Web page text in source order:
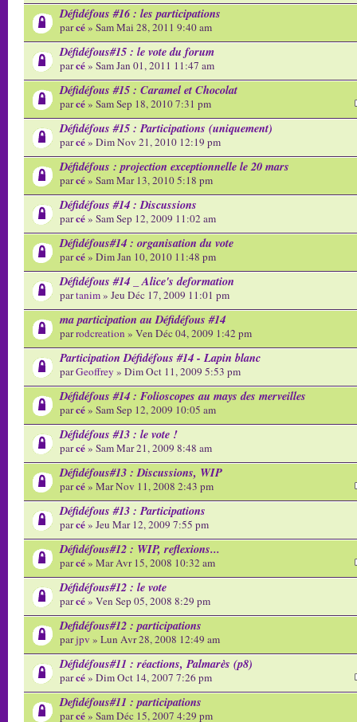
Défidéfous #16 : les participations
parcé» Sam Mai 28, 2011 9:40 am
Défidéfous#15 : le vote du forum
parcé» Sam Jan 01, 2011 11:47 am
Défidéfous #15 : Caramel et Chocolat
parcé» Sam Sep 18, 2010 7:31 pm
Défidéfous #15 : Participations (uniquement)
parcé» Dim Nov 21, 2010 12:19 pm
Défidéfous : projection exceptionnelle le 20 mars
parcé» Sam Mar 13, 2010 5:18 pm
Défidéfous #14 : Discussions
parcé» Sam Sep 12, 2009 11:02 am
Défidéfous#14 : organisation du vote
parcé» Dim Jan 10, 2010 11:48 pm
Défidéfous #14 _ Alice's deformation
partanim» Jeu Déc 17, 2009 11:01 pm
ma participation au Défidéfous #14
parrodcreation » Ven Déc 04, 2009 1:42 pm
Participation Défidéfous #14 - Lapin blanc
parGeoffrey » Dim Oct 11, 2009 5:53 pm
Défidéfous #14 : Folioscopes au mays des merveilles
parcé» Sam Sep 12, 2009 10:05 am
Défidéfous #13 : le vote !
parcé» Sam Mar 21, 2009 8:48 am
Défidéfous#13 : Discussions, WIP
parcé» Mar Nov 11, 2008 2:43 pm
Défidéfous #13 : Participations
parcé» Jeu Mar 12, 2009 7:55 pm
Défidéfous#12 : WIP, reflexions...
parcé» Mar Avr 15, 2008 10:32 am
Défidéfous#12 : le vote
parcé» Ven Sep 05, 2008 8:29 pm
Defidéfous#12 : participations
parjpv » Lun Avr 28, 2008 12:49 am
Défidéfous#11 : réactions, Palmarès (p8)
parcé» Dim Oct 14, 2007 7:26 pm
Defidéfous#11 : participations
parcé» Sam Déc 15, 2007 4:29 pm